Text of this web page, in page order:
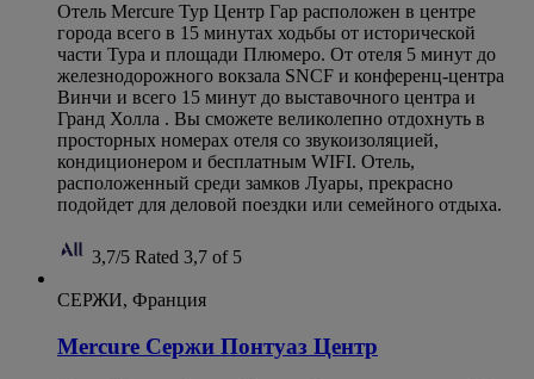
Отель Mercure Тур Центр Гар расположен в центре
города всего в 15 минутах ходьбы от исторической
части Тура и площади Плюмеро. От отеля 5 минут до
железнодорожного вокзала SNCF и конференц-центра
Винчи и всего 15 минут до выставочного центра и
Гранд Холла . Вы сможете великолепно отдохнуть в
просторных номерах отеля со звукоизоляцией,
кондиционером и бесплатным WIFI. Отель,
расположенный среди замков Луары, прекрасно
подойдет для деловой поездки или семейного отдыха.
3,7/5 Rated 3,7 of 5
СЕРЖИ, Франция
Mercure Сержи Понтуаз Центр